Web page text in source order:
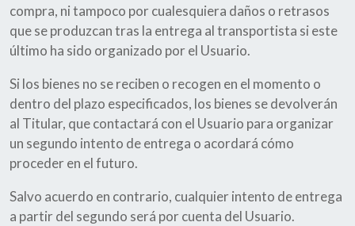
compra, ni tampoco por cualesquiera daños o retrasos
que se produzcan tras la entrega al transportista si este
último ha sido organizado por el Usuario.
Si los bienes no se reciben o recogen en el momento o
dentro del plazo especificados, los bienes se devolverán
al Titular, que contactará con el Usuario para organizar
un segundo intento de entrega o acordará cómo
proceder en el futuro.
Salvo acuerdo en contrario, cualquier intento de entrega
a partir del segundo será por cuenta del Usuario.